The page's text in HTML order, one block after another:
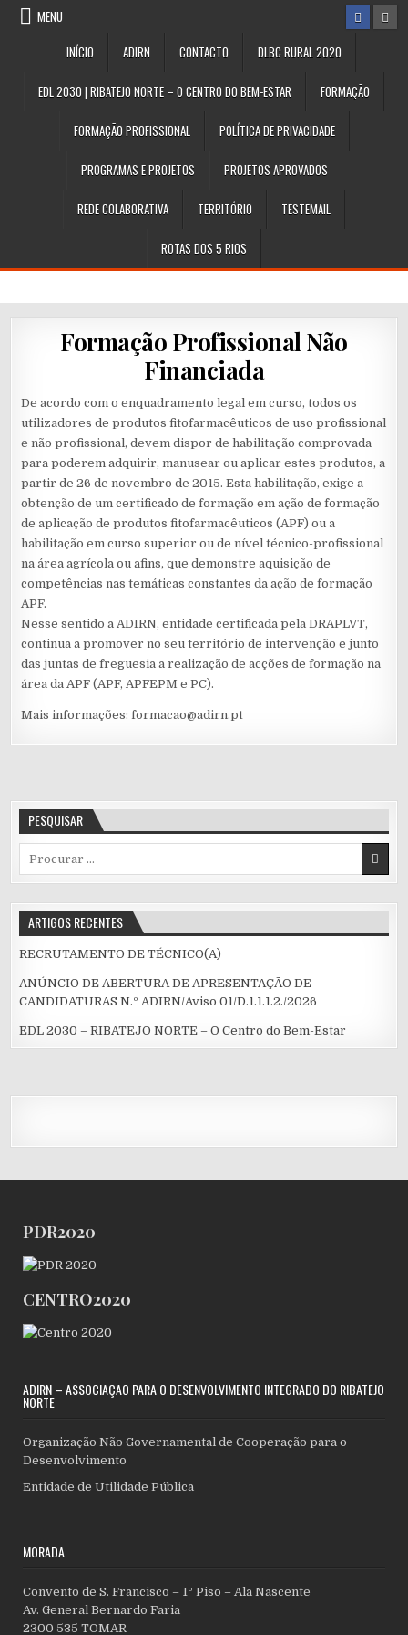
Skip
MENU
INÍCIO
ADIRN CONTACTO DLBC RURAL 2020
EDL 2030 | RIBATEJO NORTE – O CENTRO DO BEM-ESTAR FORMAÇÃO
FORMAÇÃO PROFISSIONAL POLÍTICA DE PRIVACIDADE
PROGRAMAS E PROJETOS PROJETOS APROVADOS
REDE COLABORATIVA TERRITÓRIO TESTEMAIL
ROTAS DOS 5 RIOS
Formação Profissional Não
Financiada
De acordo com o enquadramento legal em curso, todos os
utilizadores de produtos fitofarmacêuticos de uso profissional
e não profissional, devem dispor de habilitação comprovada
para poderem adquirir, manusear ou aplicar estes produtos, a
partir de 26 de novembro de 2015. Esta habilitação, exige a
obtenção de um certificado de formação em ação de formação
de aplicação de produtos fitofarmacêuticos (APF) ou a
habilitação em curso superior ou de nível técnico-profissional
na área agrícola ou afins, que demonstre aquisição de
competências nas temáticas constantes da ação de formação
APF.
Nesse sentido a ADIRN, entidade certificada pela DRAPLVT,
continua a promover no seu território de intervenção e junto
das juntas de freguesia a realização de acções de formação na
área da APF (APF, APFEPM e PC).
Mais informações: formacao@adirn.pt
PESQUISAR
ARTIGOS RECENTES
RECRUTAMENTO DE TÉCNICO(A)
ANÚNCIO DE ABERTURA DE APRESENTAÇÃO DE
CANDIDATURAS N.º ADIRN/Aviso 01/D.1.1.1.2./2026
EDL 2030 – RIBATEJO NORTE – O Centro do Bem-Estar
PDR2020
CENTRO2020
ADIRN – ASSOCIAÇÃO PARA O DESENVOLVIMENTO INTEGRADO DO RIBATEJO
NORTE
Organização Não Governamental de Cooperação para o
Desenvolvimento
Entidade de Utilidade Pública
MORADA
Convento de S. Francisco – 1º Piso – Ala Nascente
Av. General Bernardo Faria
2300 535 TOMAR